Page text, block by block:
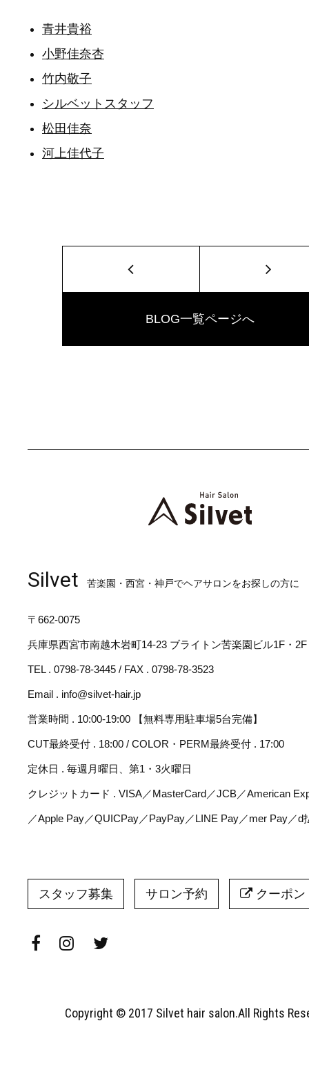
青井貴裕
小野佳奈杏
竹内敬子
シルベットスタッフ
松田佳奈
河上佳代子
BLOG一覧ページへ
Silvet 苦楽園・西宮・神戸でヘアサロンをお探しの方に
〒662-0075
兵庫県西宮市南越木岩町14-23 ブライトン苦楽園ビル1F・2F
TEL . 0798-78-3445 / FAX . 0798-78-3523
Email . info@silvet-hair.jp
営業時間 . 10:00-19:00 【無料専用駐車場5台完備】
CUT最終受付 . 18:00 / COLOR・PERM最終受付 . 17:00
定休日 . 毎週月曜日、第1・3火曜日
クレジットカード . VISA／MasterCard／JCB／American
／Apple Pay／QUICPay／PayPay／LINE Pay／mer Pay／d
スタッフ募集 サロン予約 クーポン
Copyright © 2017 Silvet hair salon.All Rights